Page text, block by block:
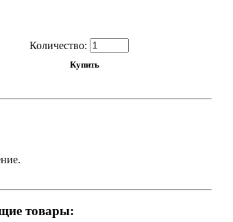
Количество:
товары: